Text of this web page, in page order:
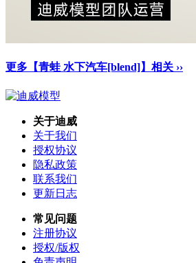
更多【青蛙 水下汽车[blend]】相关 ››
关于迪威
关于我们
授权协议
隐私政策
联系我们
更新日志
常见问题
注册协议
授权/版权